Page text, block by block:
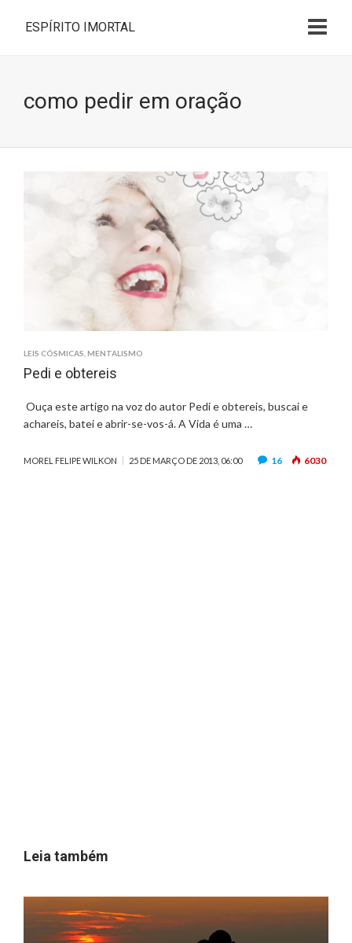
ESPÍRITO IMORTAL
como pedir em oração
LEIS CÓSMICAS MENTALISMO
Pedi e obtereis
Ouça este artigo na voz do autor Pedi e obtereis, buscai e
achareis, batei e abrir-se-vos-á. A Vida é uma …
MOREL FELIPE WILKON 25 DE MARÇO DE 2013, 06:00 16 6030
Leia também